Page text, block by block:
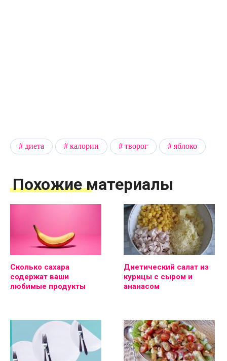
диета калории творог яблоко
Похожие материалы
Сколько сахара
содержат ваши
любимые продукты
Диетический салат из
курицы с сыром и
ананасом